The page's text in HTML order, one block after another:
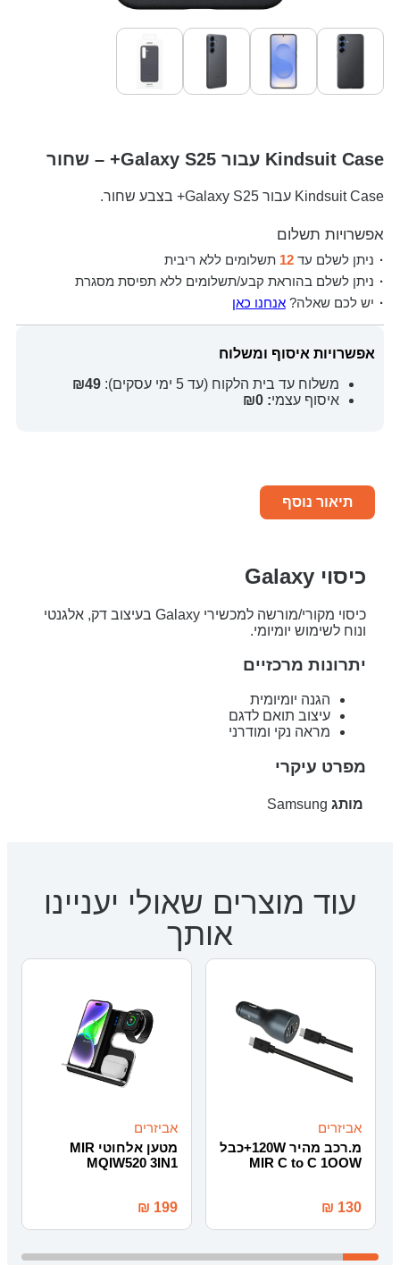
Kindsuit Case עבור Galaxy S25+ – שחור
Kindsuit Case עבור Galaxy S25+ בצבע שחור.
אפשרויות תשלום
ניתן לשלם עד12 תשלומים ללא ריבית
ניתן לשלם בהוראת קבע/תשלומים ללא תפיסת מסגרת
יש לכם שאלה?אנחנו כאן
אפשרויות איסוף ומשלוח
משלוח עד בית הלקוח (עד 5 ימי עסקים):
איסוף עצמי: ₪0
תיאור נוסף
כיסוי Galaxy
כיסוי מקורי/מורשה למכשירי Galaxy בעיצוב דק, אלגנטי
ונוח לשימוש יומיומי.
יתרונות מרכזיים
הגנה יומיומית
עיצוב תואם לדגם
מראה נקי ומודרני
מפרט עיקרי
מותג Samsung
עוד מוצרים שאולי יעניינו
אותך
אביזרים
מ.רכב מהיר 120W+כבל
MIR C to C 1OOW
₪ 130
אביזרים
מטען אלחוטי MIR
MQIW520 3IN1
₪ 199